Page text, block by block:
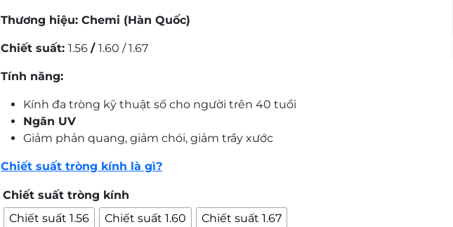
5.500.000 ₫
Thương hiệu: Chemi (Hàn Quốc)
Chiết suất: 1.56 / 1.60 / 1.67
Tính năng:
Kính đa tròng kỹ thuật số cho người trên 40 tuổi
Ngăn UV
Giảm phản quang, giảm chói, giảm trầy xước
Chiết suất tròng kính là gì?
Chiết suất tròng kính
Chiết suất 1.56
Chiết suất 1.60
Chiết suất 1.67